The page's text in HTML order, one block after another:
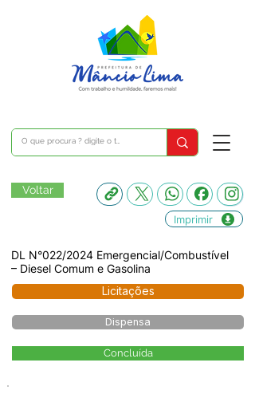
Voltar
Imprimir
DL N°022/2024 Emergencial/Combustível
– Diesel Comum e Gasolina
Licitações
Dispensa
Concluída